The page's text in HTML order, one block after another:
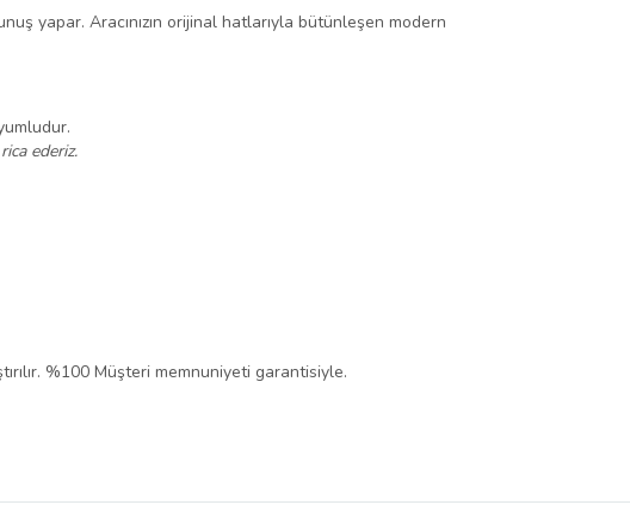
yapar. Aracınızın orijinal hatlarıyla bütünleşen modern
ederiz.
%100 Müşteri memnuniyeti garantisiyle.